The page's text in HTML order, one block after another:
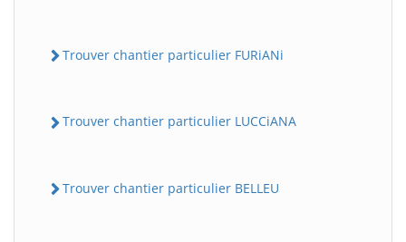
Trouver chantier particulier FURiANi
Trouver chantier particulier LUCCiANA
Trouver chantier particulier BELLEU